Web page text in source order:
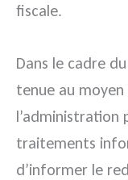
fiscale.
Dans le cadre
tenue au
l’administration
traitements
d’informer le